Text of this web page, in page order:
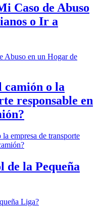
Caso de Abuso
o Ir a
camión o la
responsable en
de la Pequeña